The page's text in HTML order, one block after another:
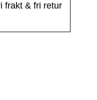
frakt & fri retur